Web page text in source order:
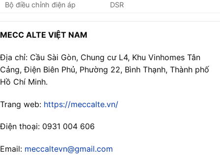
Bộ điều chỉnh điện áp
DSR
MECC ALTE VIỆT NAM
Địa chỉ: Cầu Sài Gòn, Chung cư L4, Khu Vinhomes Tân
Cảng, Điện Biên Phủ, Phường 22, Bình Thạnh, Thành phố
Hồ Chí Minh.
Trang web: https://meccalte.vn/
Điện thoại: 0931 004 606
Email: meccaltevn@gmail.com